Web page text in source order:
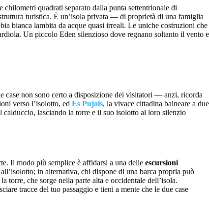
quadrati separato dalla punta settentrionale di
turistica. È un’isola privata — di proprietà di una famiglia
bianca lambita da acque quasi irreali. Le uniche costruzioni che
Un piccolo Eden silenzioso dove regnano soltanto il vento e
case non sono certo a disposizione dei visitatori — anzi, ricorda
verso l’isolotto, ed Es Pujols, la vivace cittadina balneare a due
lasciando la torre e il suo isolotto al loro silenzio
Il modo più semplice è affidarsi a una delle escursioni
in alternativa, chi dispone di una barca propria può
torre, che sorge nella parte alta e occidentale dell’isola.
tracce del tuo passaggio e tieni a mente che le due case